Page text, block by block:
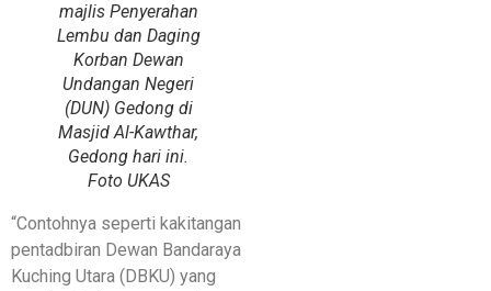
majlis Penyerahan
Lembu dan Daging
Korban Dewan
Undangan Negeri
(DUN) Gedong di
Masjid Al-Kawthar,
Gedong hari ini.
Foto UKAS
“Contohnya seperti kakitangan
pentadbiran Dewan Bandaraya
Kuching Utara (DBKU) yang